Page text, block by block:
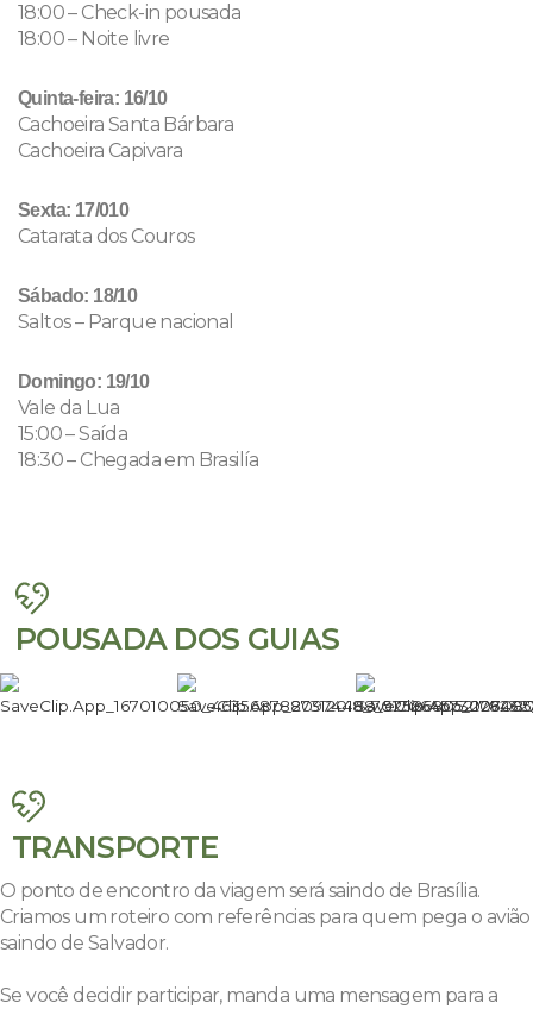
18:00 – Check-in pousada
18:00 – Noite livre
Quinta-feira: 16/10
Cachoeira Santa Bárbara
Cachoeira Capivara
Sexta: 17/010
Catarata dos Couros
Sábado: 18/10
Saltos – Parque nacional
Domingo: 19/10
Vale da Lua
15:00 – Saída
18:30 – Chegada em Brasilía
POUSADA DOS GUIAS
TRANSPORTE
O ponto de encontro da viagem será saindo de Brasília.
Criamos um roteiro com referências para quem pega o avião
saindo de Salvador.
Se você decidir participar, manda uma mensagem para a